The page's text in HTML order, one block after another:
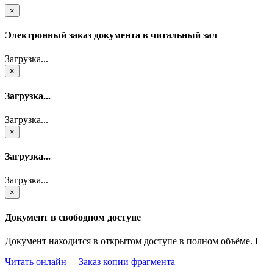
×
Электронный заказ документа в читальный зал
Загрузка...
×
Загрузка...
Загрузка...
×
Загрузка...
Загрузка...
×
Документ в свободном доступе
Документ находится в открытом доступе в полном
Читать онлайн
Заказ копии фрагмента